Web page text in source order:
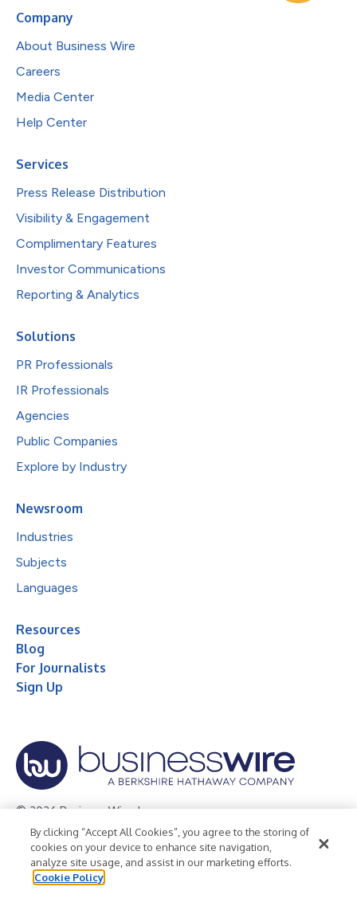
Company
About Business Wire
Careers
Media Center
Help Center
Services
Press Release Distribution
Visibility & Engagement
Complimentary Features
Investor Communications
Reporting & Analytics
Solutions
PR Professionals
IR Professionals
Agencies
Public Companies
Explore by Industry
Newsroom
Industries
Subjects
Languages
Resources
Blog
For Journalists
Sign Up
© 2026 Business Wire, Inc.
Privacy Policy Cookie Policy
Accessibility Statement
Terms of Use
Legal
By clicking “Accept All Cookies”, you agree to the storing of
cookies on your device to enhance site navigation,
analyze site usage, and assist in our marketing efforts.
Cookie Policy